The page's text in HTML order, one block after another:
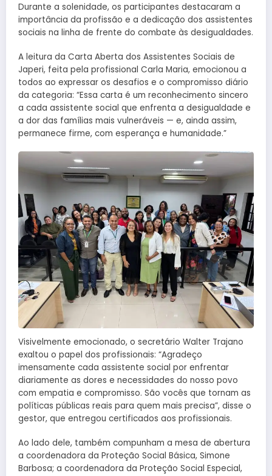
Durante a solenidade, os participantes destacaram a
importância da profissão e a dedicação dos assistentes
sociais na linha de frente do combate às desigualdades.
A leitura da Carta Aberta dos Assistentes Sociais de
Japeri, feita pela profissional Carla Maria, emocionou a
todos ao expressar os desafios e o compromisso diário
da categoria: “Essa carta é um reconhecimento sincero
a cada assistente social que enfrenta a desigualdade e
a dor das famílias mais vulneráveis — e, ainda assim,
permanece firme, com esperança e humanidade.”
Visivelmente emocionado, o secretário Walter Trajano
exaltou o papel dos profissionais: “Agradeço
imensamente cada assistente social por enfrentar
diariamente as dores e necessidades do nosso povo
com empatia e compromisso. São vocês que tornam as
políticas públicas reais para quem mais precisa”, disse o
gestor, que entregou certificados aos profissionais.
Ao lado dele, também compunham a mesa de abertura
a coordenadora da Proteção Social Básica, Simone
Barbosa; a coordenadora da Proteção Social Especial,